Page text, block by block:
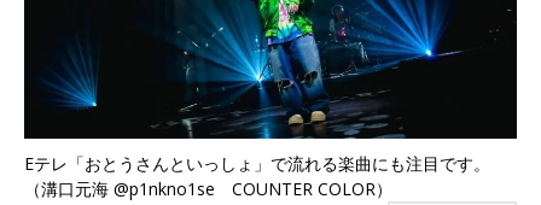
Eテレ「おとうさんといっしょ」で流れる楽曲にも注目です。
（溝口元海 @p1nkno1se COUNTER COLOR）